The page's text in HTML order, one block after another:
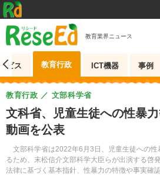
教育業界ニュース
ビス 教育行政 ICT機器 事例
文科省、児童生徒への性暴
動画を公表
文部科学省は2022年6月3日、児童生徒への性
るため、末松信介文部科学大臣らが出演する啓
法律に基づく基本指針、性暴力の特徴や事実確
教育行政 文部科学省